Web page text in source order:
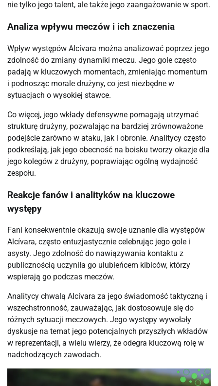
nie tylko jego talent, ale także jego zaangażowanie w sport.
Analiza wpływu meczów i ich znaczenia
Wpływ występów Alcívara można analizować poprzez jego
zdolność do zmiany dynamiki meczu. Jego gole często
padają w kluczowych momentach, zmieniając momentum
i podnosząc morale drużyny, co jest niezbędne w
sytuacjach o wysokiej stawce.
Co więcej, jego wkłady defensywne pomagają utrzymać
strukturę drużyny, pozwalając na bardziej zrównoważone
podejście zarówno w ataku, jak i obronie. Analitycy często
podkreślają, jak jego obecność na boisku tworzy okazje dla
jego kolegów z drużyny, poprawiając ogólną wydajność
zespołu.
Reakcje fanów i analityków na kluczowe
występy
Fani konsekwentnie okazują swoje uznanie dla występów
Alcívara, często entuzjastycznie celebrując jego gole i
asysty. Jego zdolność do nawiązywania kontaktu z
publicznością uczyniła go ulubieńcem kibiców, którzy
wspierają go podczas meczów.
Analitycy chwalą Alcívara za jego świadomość taktyczną i
wszechstronność, zauważając, jak dostosowuje się do
różnych sytuacji meczowych. Jego występy wywołały
dyskusje na temat jego potencjalnych przyszłych wkładów
w reprezentacji, a wielu wierzy, że odegra kluczową rolę w
nadchodzących zawodach.